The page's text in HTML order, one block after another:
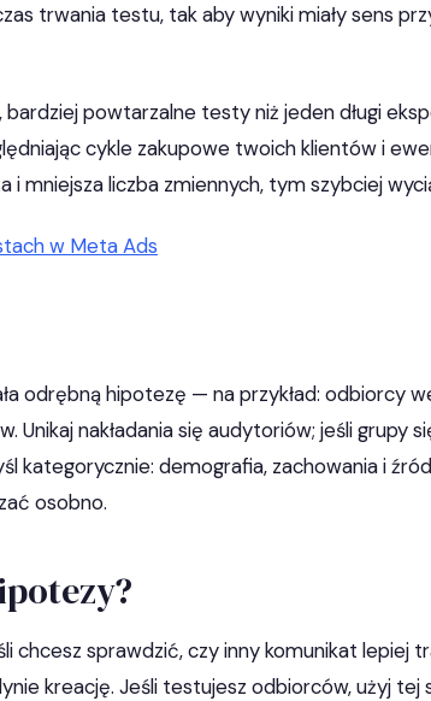
trwania testu, tak aby wyniki miały sens
powtarzalne testy niż jeden długi
cykle zakupowe twoich klientów i
mniejsza liczba zmiennych, tym szybciej
w Meta Ads
odrębną hipotezę — na przykład: odbiorcy
Unikaj nakładania się audytoriów; jeśli grupy
kategorycznie: demografia, zachowania i
osobno.
chcesz sprawdzić, czy inny komunikat lepiej
kreację. Jeśli testujesz odbiorców, użyj tej